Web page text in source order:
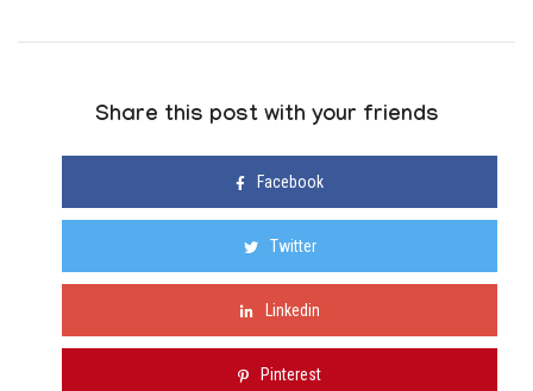
Share this post with your friends
Facebook
Twitter
Linkedin
Pinterest